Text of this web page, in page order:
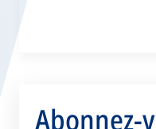
Abonnez-